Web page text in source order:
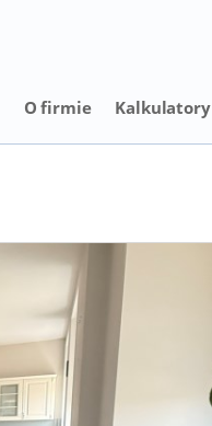
O firmie Kalkulatory